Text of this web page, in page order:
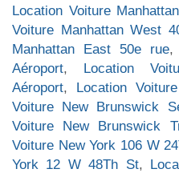
Location Voiture
Voiture Manhattan West
Manhattan East 50e rue,
Aéroport, Location
Aéroport, Location
Voiture New Brunswick
Voiture New Brunswick
Voiture New York 106 W
York 12 W 48Th St,